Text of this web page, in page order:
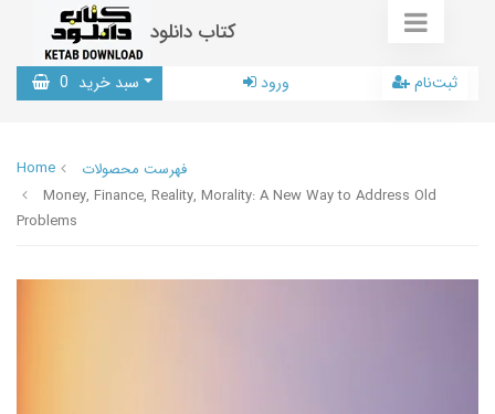
کتاب دانلود
سبد خرید 0 ورود ثبت‌نام
Home
فهرست محصولات
Money, Finance, Reality, Morality: A New Way to Address Old
Problems